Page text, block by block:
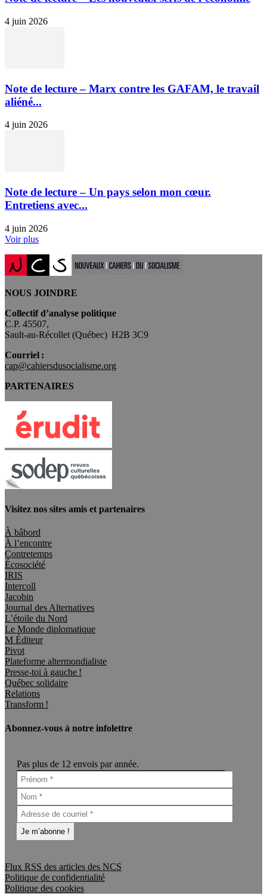
4 juin 2026
Note de lecture – Marx contre les GAFAM, le travail
aliéné...
4 juin 2026
Note de lecture – Un pays selon mon cœur.
Entretiens avec...
4 juin 2026
Voir plus
NOUS JOINDRE
Collectif d’analyse politique
C.P. 45507,
Sault-au-Récollet (Québec) H2B 3C9
Courriel :
cap@cahiersdusocialisme.org
PARTENAIRES
Visitez nos sites amis et partenaires
À bâbord
À l’encontre
Contretemps
Écosociété
IRIS
Intercoll
Jacobin
Journal des Alternatives
L’étoile du Nord
Le Monde diplomatique
M Éditeur
Pivot
Plateforme altermondialiste
Presse-toi à gauche !
Québec solidaire
Relations
Transform !
Abonnez-vous à notre infolettre
Pas plus de 12 envois par année.
Flux RSS des articles des NCS
Politique de confidentialité
Politique des cookies